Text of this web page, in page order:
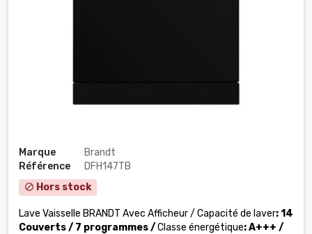
Marque
Brandt
Référence
DFH147TB
block Hors stock
Lave Vaisselle BRANDT Avec Afficheur / Capacité de laver: 14
Couverts / 7 programmes/Classe énergétique: A+++ /